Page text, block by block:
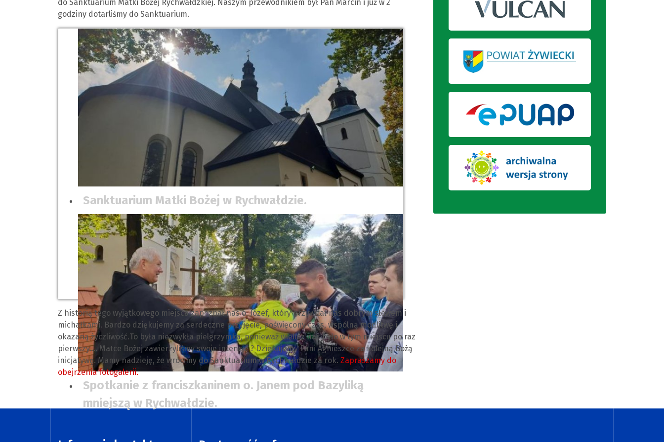
do Sanktuarium Matki Bożej Rychwałdzkiej. Naszym przewodnikiem był Pan Marcin i już w 2
godziny dotarliśmy do Sanktuarium.
Sanktuarium Matki Bożej w Rychwałdzie.
Spotkanie z franciszkaninem o. Janem pod Bazyliką
mniejszą w Rychwałdzie.
Z historią tego wyjątkowego miejsca zapoznał nas o. Józef, który przywitał nas dobrym słowem i
michałkami. Bardzo dziękujemy za serdeczne przyjęcie, poświęcony czas, wspólną modlitwę i
okazaną życzliwość.To była niezwykła pielgrzymka, ponieważ wielu z nas było w tym miejscu po raz
pierwszy.... Matce Bożej zawierzyliśmy swoje intencje ? Dziękujemy Pani Agnieszce za kolejną Bożą
inicjatywę. Mamy nadzieję, że wrócimy do Sanktuarium w Rychwałdzie za rok. Zapraszamy do
obejrzenia fotogalerii.